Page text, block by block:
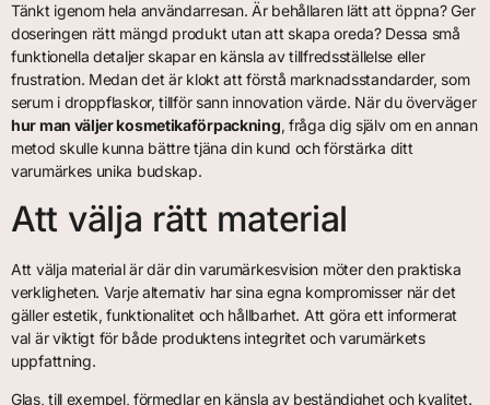
Tänkt igenom hela användarresan. Är behållaren lätt att öppna? Ger
doseringen rätt mängd produkt utan att skapa oreda? Dessa små
funktionella detaljer skapar en känsla av tillfredsställelse eller
frustration. Medan det är klokt att förstå marknadsstandarder, som
serum i droppflaskor, tillför sann innovation värde. När du överväger
hur man väljer kosmetikaförpackning, fråga dig själv om en annan
metod skulle kunna bättre tjäna din kund och förstärka ditt
varumärkes unika budskap.
Att välja rätt material
Att välja material är där din varumärkesvision möter den praktiska
verkligheten. Varje alternativ har sina egna kompromisser när det
gäller estetik, funktionalitet och hållbarhet. Att göra ett informerat
val är viktigt för både produktens integritet och varumärkets
uppfattning.
Glas, till exempel, förmedlar en känsla av beständighet och kvalitet.